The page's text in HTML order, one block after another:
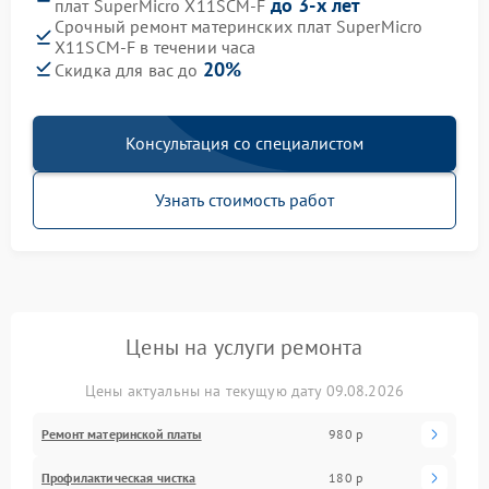
плат SuperMicro X11SCM-F
Срочный ремонт материнских плат SuperMicro
X11SCM-F в течении часа
Скидка для вас до 20%
Консультация со специалистом
Узнать стоимость работ
Цены на услуги ремонта
Цены актуальны на текущую дату 09.08.2026
Ремонт материнской платы 980 р
Профилактическая чистка 180 р